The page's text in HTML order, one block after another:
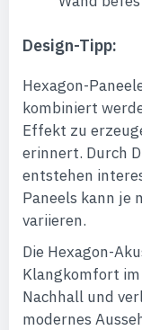
Design-Tipp:
Hexagon-
kombiniert
Effekt zu
erinnert. Durch
entstehen
Paneels kann je
variieren.
Die Hexagon-
Klangkomfort
Nachhall und
modernes